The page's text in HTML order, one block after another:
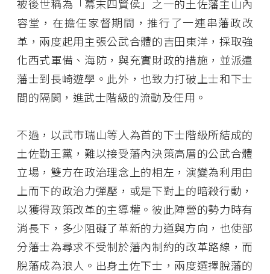
被後世稱為「幕末四賢侯」之一的土佐藩主山內
容堂，在擔任家督期間，推行了一連串藩政改
革，兩度起用主張公武合體的吉田東洋，採取強
化西式軍備、海防，與充實財政的措施，並派遣
藩士到長崎遊學。此外，也致力打破上士和下士
間的隔閡，進武士階級的流動及任用。
不過，以武市瑞山等人為首的下士階級所結成的
土佐勤王黨，難以接受藩內決策高層的公武合體
立場，雙方在政治理念上的相左，演變為利用由
上而下的政治力彈壓，或是下對上的暗殺行動，
以獲得政策改革的主導權。彼此陣營的勢力時有
消長下，多少阻礙了革新的力道與方向，也使部
分藩士為尋求不受制於藩內制約的改革路線，而
脫藩成為浪人。出身土佐下士，兩度選擇脫藩的